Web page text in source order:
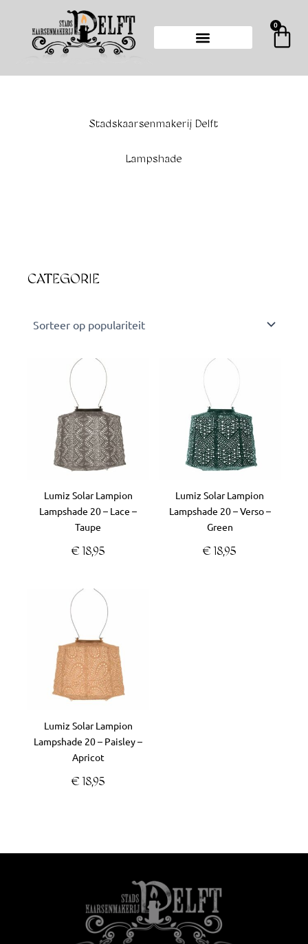
0
Stadskaarsenmakerij Delft
Lampshade
CATEGORIE
Lumiz Solar Lampion
Lampshade 20 – Lace –
Taupe
€ 18,95
Lumiz Solar Lampion
Lampshade 20 – Verso –
Green
€ 18,95
Lumiz Solar Lampion
Lampshade 20 – Paisley –
Apricot
€ 18,95